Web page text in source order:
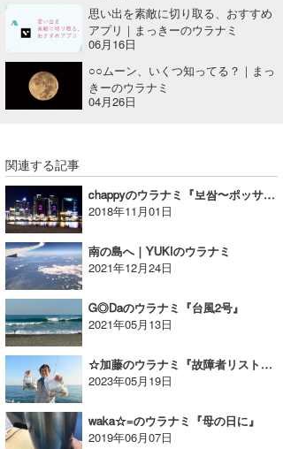
思い出を素敵に切り取る、おすすめ
アプリ｜まっきーのウラナミ
06月16日
○○ムーン、いくつ知ってる？｜まっ
きーのウラナミ
04月26日
関連する記事
chappyのウラナミ『보쌈〜ポッサムで幸せを』
2018年11月01日
南の島へ｜YUKIのウラナミ
2021年12月24日
G◎Daのウラナミ『台風2号』
2021年05月13日
☆加藤のウラナミ『故障者リスト入りから船釣りを極める』
2023年05月19日
waka☆=のウラナミ『母の日に』
2019年06月07日